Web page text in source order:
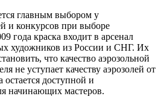
главным выбором у
и конкурсов при выборе
года краска входит в арсенал
художников из России и СНГ. Их
что качество аэрозольной
не уступает качеству аэрозолей от
доступной и
начинающих мастеров.